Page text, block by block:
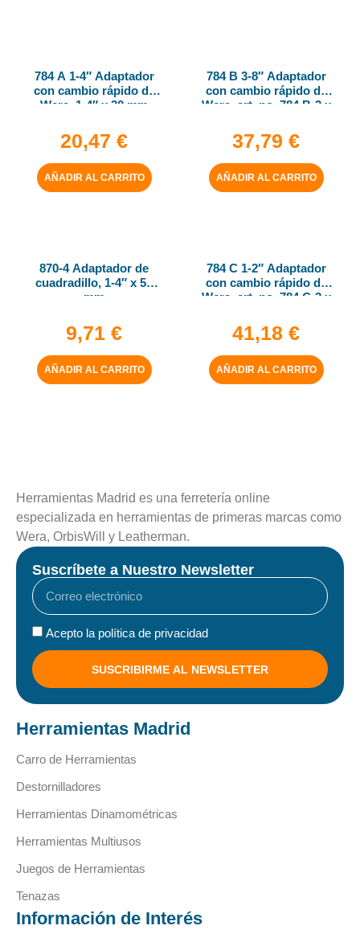
784 A 1-4″ Adaptador
con cambio rápido de
Wera, 1-4″ x 30 mm
20,47 €
AÑADIR AL CARRITO
784 B 3-8″ Adaptador
con cambio rápido de
Wera, art. no. 784 B-2 x
37,79 €
AÑADIR AL CARRITO
870-4 Adaptador de
cuadradillo, 1-4″ x 50
mm
9,71 €
AÑADIR AL CARRITO
784 C 1-2″ Adaptador
con cambio rápido de
Wera, art. no. 784 C-2 x
41,18 €
AÑADIR AL CARRITO
Herramientas Madrid es una ferretería online
especializada en herramientas de primeras marcas como
Wera, OrbisWill y Leatherman.
Suscríbete a Nuestro Newsletter
Acepto la política de privacidad
SUSCRIBIRME AL NEWSLETTER
Herramientas Madrid
Carro de Herramientas
Destornilladores
Herramientas Dinamométricas
Herramientas Multiusos
Juegos de Herramientas
Tenazas
Información de Interés